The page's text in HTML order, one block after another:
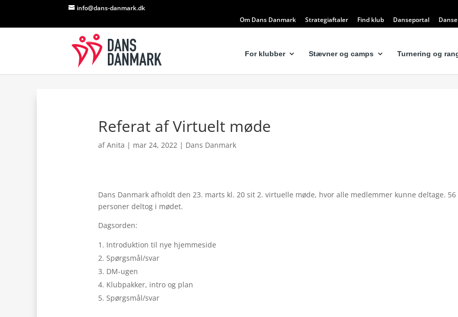
info@dans-danmark.dk
Om Dans Danmark
Strategiaftaler Find klub Danseportal
For klubber Stævner og camps Turnering og
Referat af Virtuelt møde
afAnita | mar 24, 2022 | Dans Danmark
Dans Danmark afholdt den 23. marts kl. 20 sit 2. virtuelle møde, hvor alle medlemmer kunne deltage. 56
personer deltog i mødet.
Dagsorden:
Introduktion til nye hjemmeside
Spørgsmål/svar
DM-ugen
Klubpakker, intro og plan
Spørgsmål/svar